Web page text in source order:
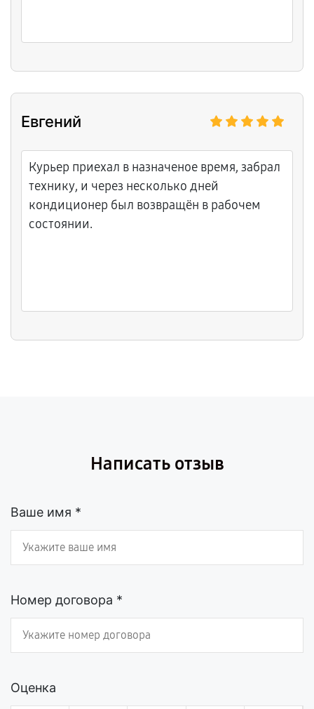
Евгений
Курьер приехал в назначеное время, забрал
технику, и через несколько дней
кондиционер был возвращён в рабочем
состоянии.
Написать отзыв
Ваше имя *
Номер договора *
Оценка